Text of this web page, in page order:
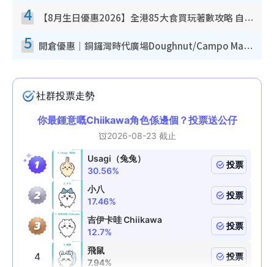
4 【8月生日優惠2026】全港85大食買玩著數攻略 自助餐/火鍋放題同行免費＋誠品/DONKI送現金券
5 開倉優惠｜銅鑼灣時代廣場Doughnut/Campo Marzio開倉低至1折！背囊、書包、手袋劈價$200起